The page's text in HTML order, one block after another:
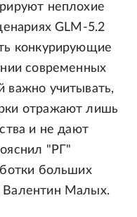
неплохие
GLM-5.2
конкурирующие
современных
учитывать,
отражают лишь
и не дают
"РГ"
больших
Валентин Малых.